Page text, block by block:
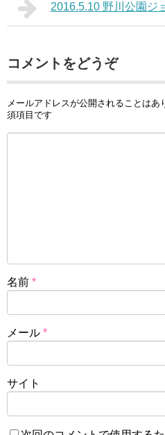
2016.5.10 野川公園ジ
コメントをどうぞ
メールアドレスが公開されることはあ
須項目です
名前 *
メール *
サイト